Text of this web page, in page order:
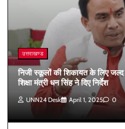
उत्तराखण्ड
निजी स्कूलों की शिकायत के लिए जल्द
शिक्षा मंत्री धन सिंह ने दिए निर्देश
UNN24 Desk April 1, 2025 0